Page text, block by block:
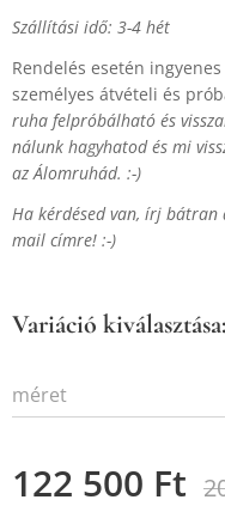
Szállítási idő: 3-4 hét
Rendelés esetén
személyes átvételi és
ruha felpróbálható és
nálunk hagyhatod és mi
az Álomruhád. :-)
Ha kérdésed van, írj bátran
mail címre! :-)
Variáció kiválasztása:
méret
122 500 Ft